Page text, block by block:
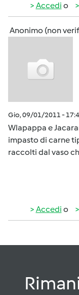
Accedi o
Anonimo (non
Gio, 09/01/2011 -
Wlapappa e
impasto di carne
raccolti dal vaso
Accedi o